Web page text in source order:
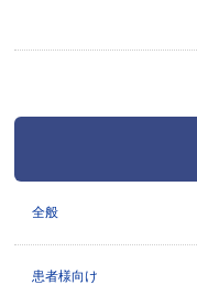
全般
患者様向け